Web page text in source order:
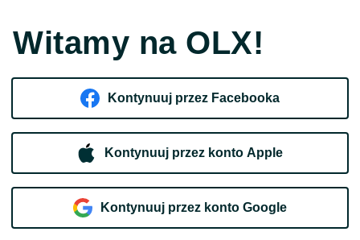
Witamy na OLX!
Kontynuuj przez Facebooka
Kontynuuj przez konto Apple
Kontynuuj przez konto Google